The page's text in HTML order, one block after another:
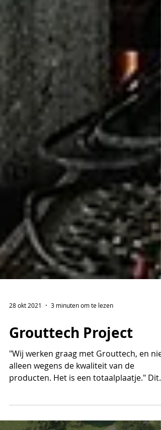
28 okt 2021 3 minuten om te lezen
"Wij werken graag met Grouttech, en niet